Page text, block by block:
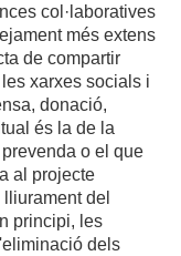
col·laboratives
més extens
de compartir
xarxes socials i
donació,
és la de la
o el que
al projecte
del
principi, les
dels